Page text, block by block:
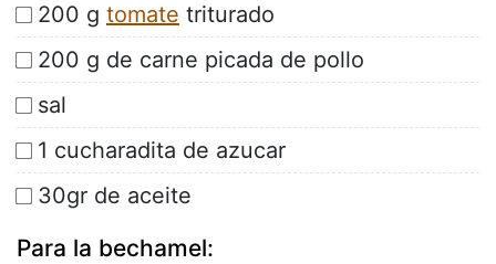
200 g tomate triturado
200 g de carne picada de pollo
sal
1 cucharadita de azucar
30gr de aceite
Para la bechamel: